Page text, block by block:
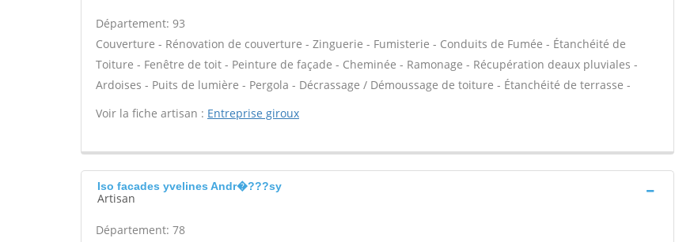
Département: 93
Couverture - Rénovation de couverture - Zinguerie - Fumisterie - Conduits de Fumée - Étanchéité de
Toiture - Fenêtre de toit - Peinture de façade - Cheminée - Ramonage - Récupération deaux pluviales -
Ardoises - Puits de lumière - Pergola - Décrassage / Démoussage de toiture - Étanchéité de terrasse -
Voir la fiche artisan : Entreprise giroux
Iso facades yvelines Andr�???sy
Artisan
Département: 78